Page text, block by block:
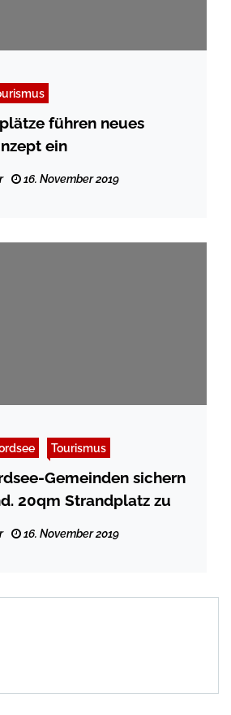
führen neues
ein
16. November 2019
Tourismus
Gemeinden sichern
20qm Strandplatz zu
16. November 2019